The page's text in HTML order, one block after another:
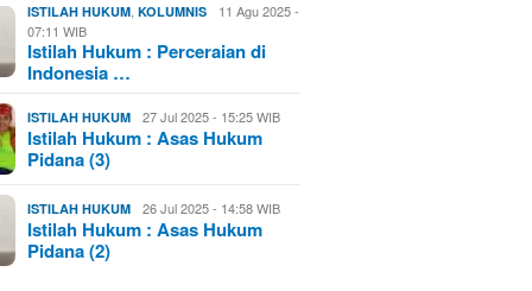
ISTILAH HUKUM ,KOLUMNIS
11 Agu 2025 -
07:11 WIB
Istilah Hukum : Perceraian di
Indonesia …
ISTILAH HUKUM 27 Jul 2025 - 15:25 WIB
Istilah Hukum : Asas Hukum
Pidana (3)
ISTILAH HUKUM 26 Jul 2025 - 14:58 WIB
Istilah Hukum : Asas Hukum
Pidana (2)